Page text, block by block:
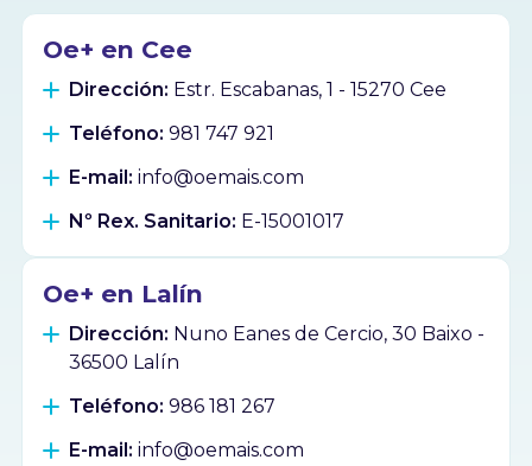
Oe+ en Cee
Dirección: Estr. Escabanas, 1 - 15270 Cee
Teléfono: 981 747 921
E-mail: info@oemais.com
Nº Rex. Sanitario: E-15001017
Oe+ en Lalín
Dirección: Nuno Eanes de Cercio, 30 Baixo -
36500 Lalín
Teléfono: 986 181 267
E-mail: info@oemais.com